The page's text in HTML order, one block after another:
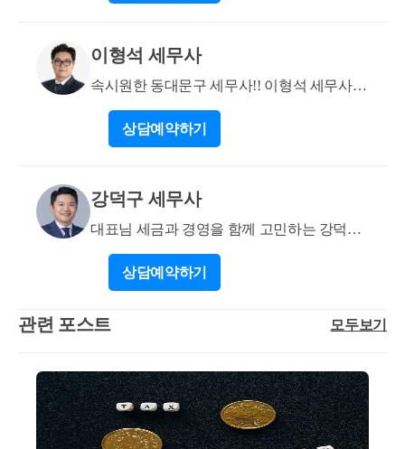
담·알선이 아닌 컨설팅·플랫폼·정보제공 성격을 함께
여지는 있습니다. 2. 이러한 상황에서 기존 의료·교육
컨설팅 사업자에 결혼정보업 업종 코드를 추가하는 방
식은, 세법상 신규 창업이 아니라 기존 사업의 업종 추
가 또는 확장으로 해석될 가능성이 높습니다. 이 경우
업종 요건뿐 아니라 창업 요건까지 함께 문제 될 수 있
니다. 창업과 관련된 내용은 제 블로그 https://blog.naver.
com/cchh19/223033563794?trackingCode=blog_bloghome_
searchlist에 자세히 있으니 참고해주시면 되겠습니다.
저는 여러 가지 세무지식에 대해서 블로그를 운영 중
입니다. 블로그 주소는 https://blog.naver.com/cchh19이
wchoi1990@gmail.com 또는 010-7667-8698 최지호 세무
이형석 세무사
속시원한 동대문구 세무사!! 이형석 세무사
입니다.
상담예약하기
강덕구 세무사
대표님 세금과 경영을 함께 고민하는 강덕구
세무사입니다
상담예약하기
관련 포스트 모두보기